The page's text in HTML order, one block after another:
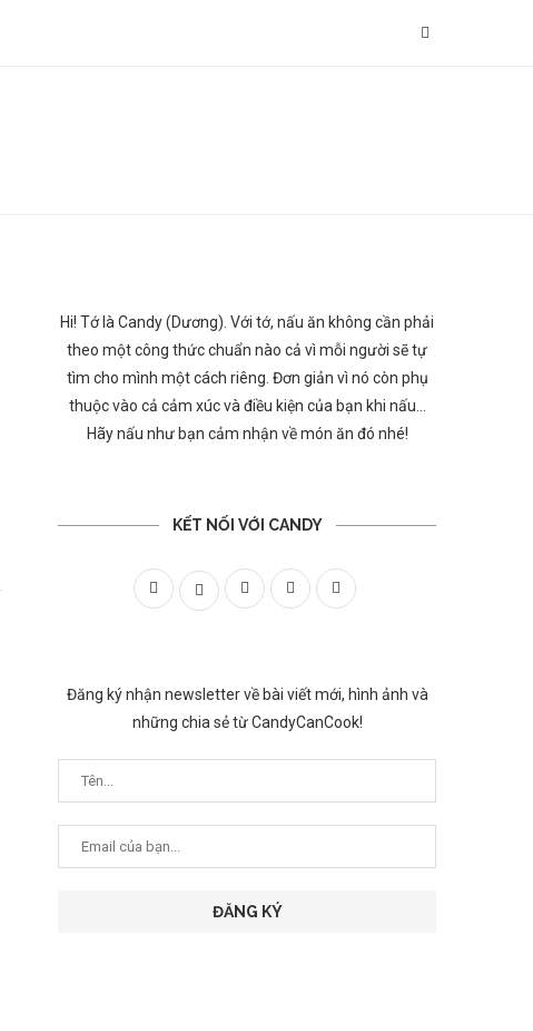
Hi! Tớ là Candy (Dương). Với tớ, nấu ăn không cần phải
theo một công thức chuẩn nào cả vì mỗi người sẽ tự
tìm cho mình một cách riêng. Đơn giản vì nó còn phụ
thuộc vào cả cảm xúc và điều kiện của bạn khi nấu…
Hãy nấu như bạn cảm nhận về món ăn đó nhé!
KẾT NỐI VỚI CANDY
Đăng ký nhận newsletter về bài viết mới, hình ảnh và
những chia sẻ từ CandyCanCook!